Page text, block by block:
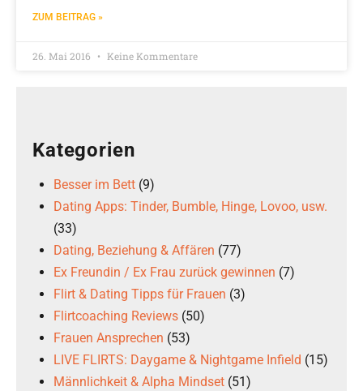
ZUM BEITRAG »
26. Mai 2016 Keine Kommentare
Kategorien
Besser im Bett (9)
Dating Apps: Tinder, Bumble, Hinge, Lovoo, usw.
(33)
Dating, Beziehung & Affären (77)
Ex Freundin / Ex Frau zurück gewinnen (7)
Flirt & Dating Tipps für Frauen (3)
Flirtcoaching Reviews (50)
Frauen Ansprechen (53)
LIVE FLIRTS: Daygame & Nightgame Infield (15)
Männlichkeit & Alpha Mindset (51)